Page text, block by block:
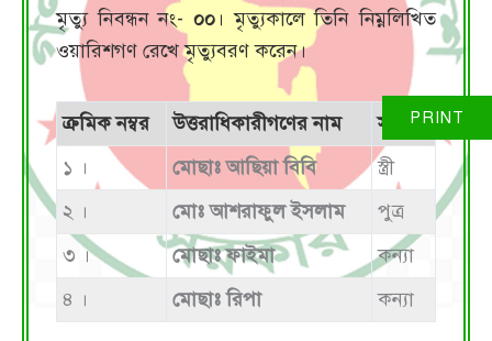
মৃত্যু নিবন্ধন নং- ০০ । মৃত্যুকালে তিনি নিম্নলিখিত
ওয়ারিশগণ রেখে মৃত্যুবরণ করেন।
ক্রমিক নম্বর উত্তরাধিকারীগণের নাম
সম্পর্ক
১ ।
মোছাঃ আছিয়া বিবি
স্ত্রী
২ ।
মোঃ আশরাফুল ইসলাম
পুত্র
৩ ।
মোছাঃ ফাইমা
কন্যা
৪ ।
মোছাঃ রিপা কন্যা